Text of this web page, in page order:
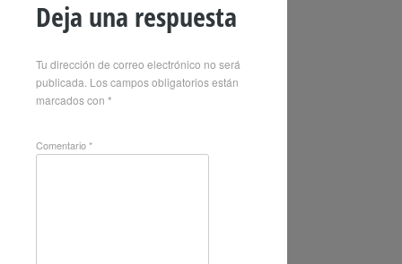
Deja una respuesta
Tu dirección de correo electrónico no será
publicada. Los campos obligatorios están
marcados con *
Comentario*